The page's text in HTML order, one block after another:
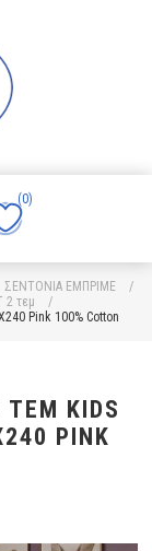
(0)
ΣΕΝΤΟΝΙΑ ΕΜΠΡΙΜΕ
/
τεμ
/
Pink 100% Cotton
KIDS
PINK